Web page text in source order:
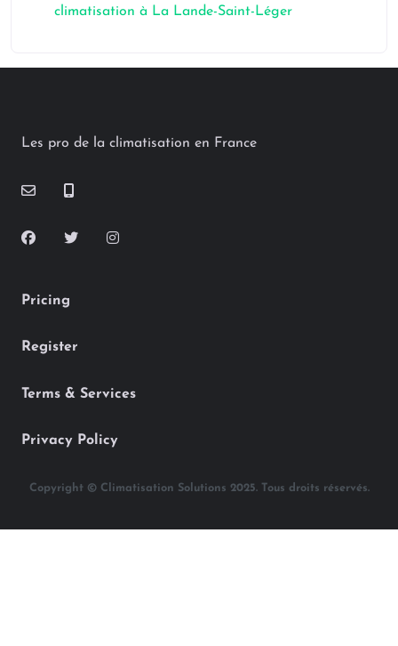
climatisation à La Lande-Saint-Léger
Les pro de la climatisation en France
Pricing
Register
Terms & Services
Privacy Policy
Copyright © Climatisation Solutions 2025. Tous droits réservés.